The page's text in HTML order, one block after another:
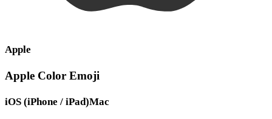
Apple
Apple Color Emoji
iOS (iPhone / iPad)Mac